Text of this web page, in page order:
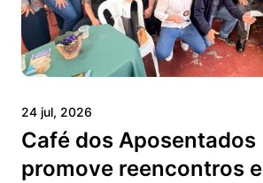
24 jul, 2026
Café dos Aposentados
promove reencontros e